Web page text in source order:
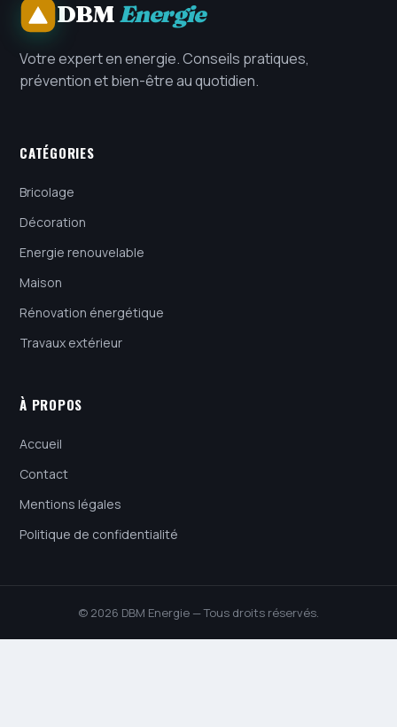
DBMEnergie
Votre expert en energie. Conseils pratiques,
prévention et bien-être au quotidien.
CATÉGORIES
Bricolage
Décoration
Energie renouvelable
Maison
Rénovation énergétique
Travaux extérieur
À PROPOS
Accueil
Contact
Mentions légales
Politique de confidentialité
© 2026 DBM Energie — Tous droits réservés.